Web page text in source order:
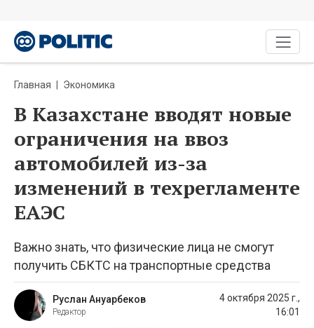
Главная Экономика
В Казахстане вводят новые
ограничения на ввоз
автомобилей из-за
изменений в техрегламенте
ЕАЭС
Важно знать, что физические лица не смогут
получить СБКТС на транспортные средства
Руслан Ануарбеков
Редактор
4 октября 2025 г.,
16:01